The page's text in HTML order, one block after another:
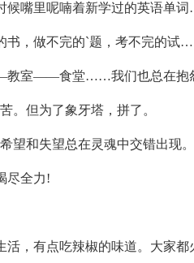
候嘴里呢喃着新学过的英语单
书，做不完的`题，考不完的试
室——食堂……我们也总在抱怨
。但为了象牙塔，拼了。
望和失望总在灵魂中交错出现。
尽全力!
活，有点吃辣椒的味道。大家